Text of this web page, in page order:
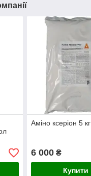
Аміно ксеріон 5 кг
6 000₴
Купити